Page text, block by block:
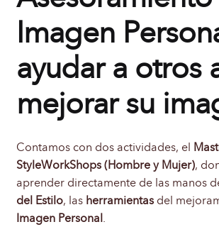
Estilismo
Frases Celebres
Femenino
Masculino
Imagen
ayudar a otros
mejorar su
Contamos con dos actividades, el
StyleWorkShops (Hombre y Mujer),
aprender directamente de las manos
del Estilo, las herramientasdel
Imagen Personal